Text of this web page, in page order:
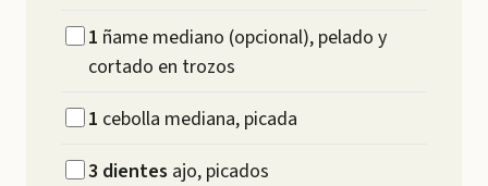
1 ñame mediano (opcional), pelado y
cortado en trozos
1 cebolla mediana, picada
3 dientes ajo, picados